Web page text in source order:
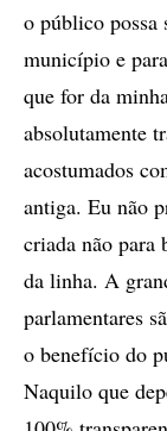
o público possa
município e
que for da
absolutamente
acostumados
antiga. Eu não
criada não para
da linha. A
parlamentares
o benefício do
Naquilo que